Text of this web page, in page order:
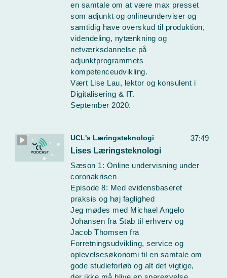
en samtale om at være max presset
som adjunkt og onlineunderviser og
samtidig have overskud til produktion,
videndeling, nytænkning og
netværksdannelse på
adjunktprogrammets
kompetenceudvikling.
Vært Lise Lau, lektor og konsulent i
Digitalisering & IT.
September 2020.
37:49
UCL's Læringsteknologi
Lises Læringsteknologi
Sæson 1: Online undervisning under
coronakrisen
Episode 8: Med evidensbaseret
praksis og høj faglighed
Jeg mødes med Michael Angelo
Johansen fra Stab til erhverv og
Jacob Thomsen fra
Forretningsudvikling, service og
oplevelsesøkonomi til en samtale om
gode studieforløb og alt det vigtige,